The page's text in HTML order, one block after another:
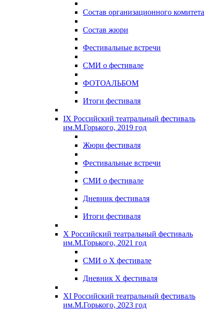
Состав организационного комитета
Состав жюри
Фестивальные встречи
СМИ о фестивале
ФОТОАЛЬБОМ
Итоги фестиваля
IX Российский театральный фестиваль
им.М.Горького, 2019 год
Жюри фестиваля
Фестивальные встречи
СМИ о фестивале
Дневник фестиваля
Итоги фестиваля
X Российский театральный фестиваль
им.М.Горького, 2021 год
СМИ о X фестивале
Дневник X фестиваля
XI Российский театральный фестиваль
им.М.Горького, 2023 год